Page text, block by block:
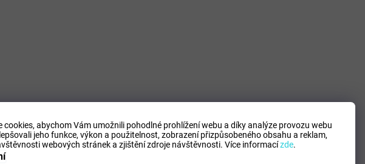
cookies, abychom Vám umožnili pohodlné prohlížení webu a díky analýze provozu webu
jeho funkce, výkon a použitelnost, zobrazení přizpůsobeného obsahu a reklam,
webových stránek a zjištění zdroje návštěvnosti. Více informacízde.
p